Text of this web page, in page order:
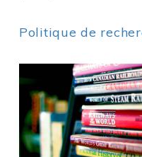
Politique de